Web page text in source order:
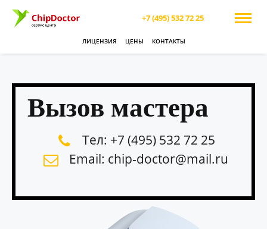
+7 (495) 532 72 25
ЛИЦЕНЗИЯ ЦЕНЫ КОНТАКТЫ
Вызов мастера
Тел: +7 (495) 532 72 25
Email: chip-doctor@mail.ru